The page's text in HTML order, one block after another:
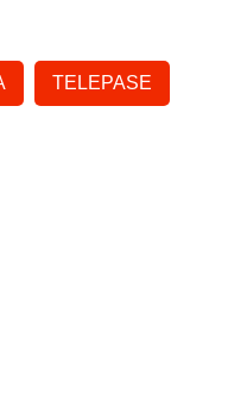
TELEPASE